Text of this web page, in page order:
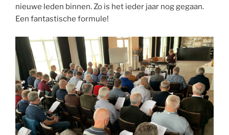
nieuwe leden binnen. Zo is het ieder jaar nog gegaan.
Een fantastische formule!